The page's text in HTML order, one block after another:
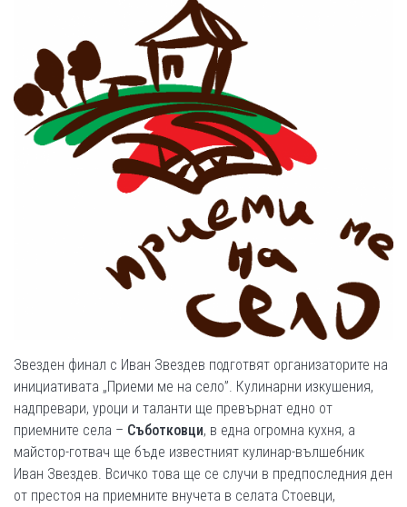
Звезден финал с Иван Звездев подготвят организаторите на
инициативата „Приеми ме на село”. Кулинарни изкушения,
надпревари, уроци и таланти ще превърнат едно от
приемните села – Съботковци, в една огромна кухня, а
майстор-готвач ще бъде известният кулинар-вълшебник
Иван Звездев. Всичко това ще се случи в предпоследния ден
от престоя на приемните внучета в селата Стоевци,